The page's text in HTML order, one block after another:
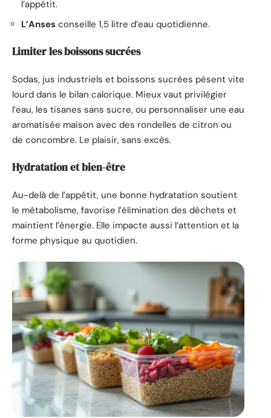
l’appétit.
L’Anses conseille 1,5 litre d’eau quotidienne.
Limiter les boissons sucrées
Sodas, jus industriels et boissons sucrées pèsent vite
lourd dans le bilan calorique. Mieux vaut privilégier
l’eau, les tisanes sans sucre, ou personnaliser une eau
aromatisée maison avec des rondelles de citron ou
de concombre. Le plaisir, sans excès.
Hydratation et bien-être
Au-delà de l’appétit, une bonne hydratation soutient
le métabolisme, favorise l’élimination des déchets et
maintient l’énergie. Elle impacte aussi l’attention et la
forme physique au quotidien.